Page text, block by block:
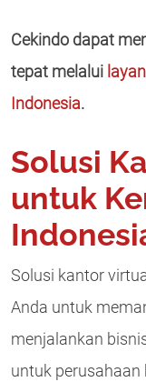
Cekindo dapat
tepat melalui
Indonesia.
Solusi
untuk
Solusi kantor
Anda untuk
menjalankan
untuk perusahaan